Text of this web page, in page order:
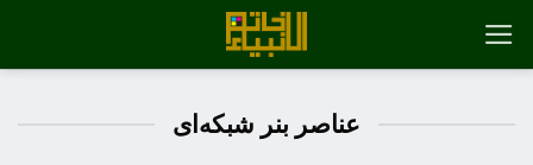
عناصر بنر شبکه‌ای